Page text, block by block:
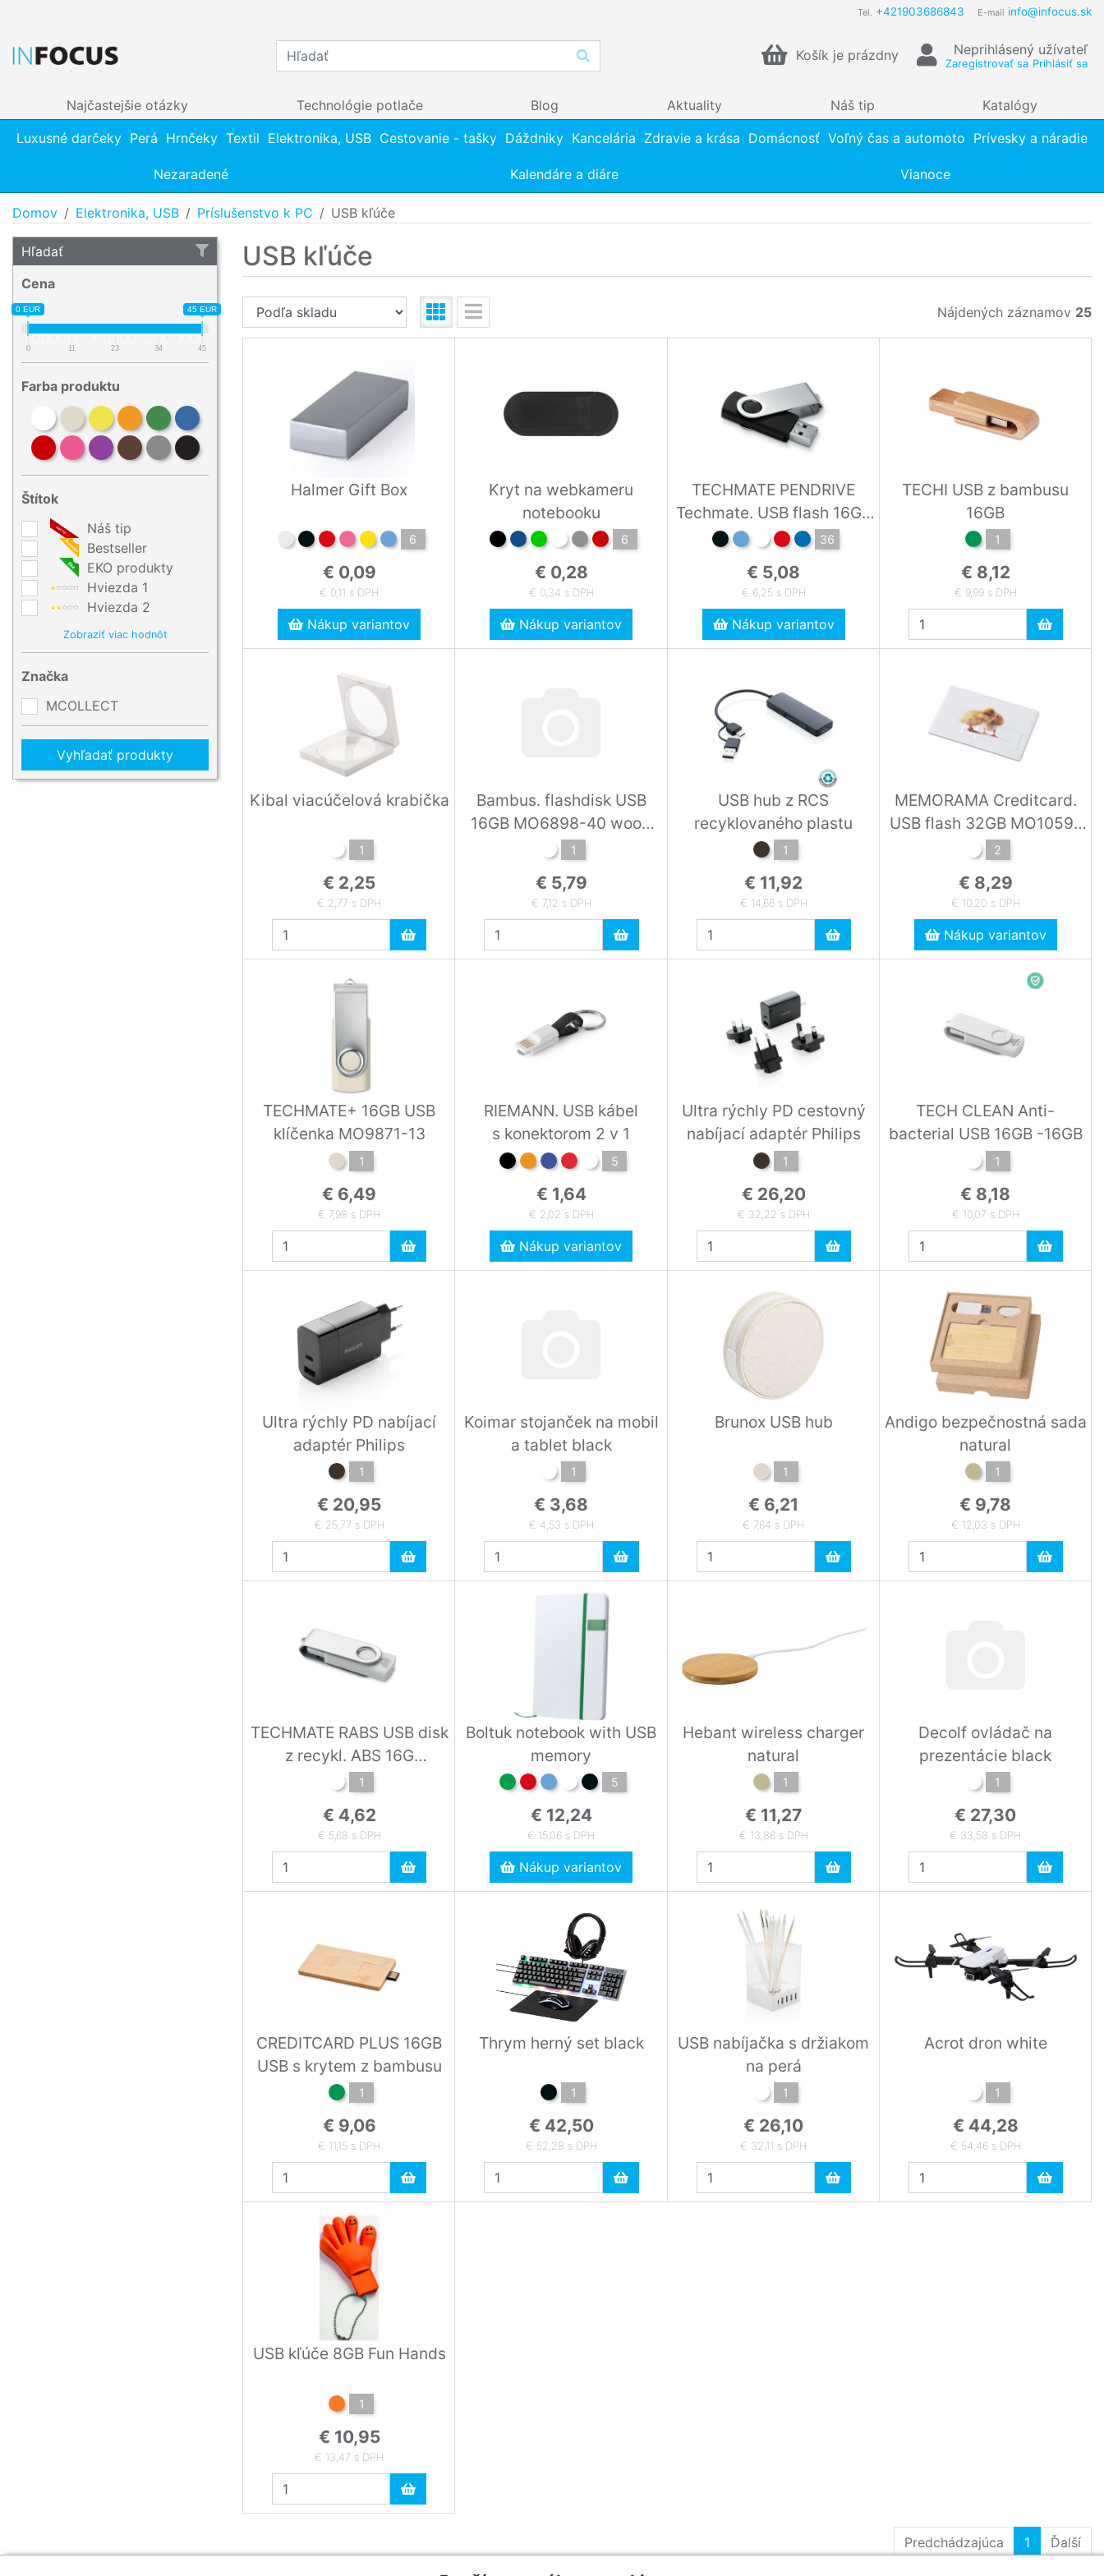
Tel. +421903686843 E-mail info@infocus.sk
Košík je prázdny Neprihlásený užívateľ
Zaregistrovať sa Prihlásiť sa
Najčastejšie otázky Technológie potlače Blog Aktuality Náš tip
Katalógy
Luxusné darčeky Perá Hrnčeky Textil Elektronika, USB Cestovanie - tašky Dáždniky Kancelária Zdravie a krása Domácnosť Voľný čas a automoto Prívesky a náradie
Nezaradené Kalendáre a diáre Vianoce
Domov Elektronika, USB Príslušenstvo k PC USB kľúče
Hľadať
Cena
0 EUR 45 EUR
0 11 23 34 45
Farba produktu
Štítok
Náš tip
Bestseller
EKO produkty
Hviezda 1
Hviezda 2
Zobraziť viac hodnôt
Značka
MCOLLECT
Vyhľadať produkty
USB kľúče
Nájdených záznamov 25
Halmer Gift Box
6
€ 0,09
€ 0,11 s DPH
Nákup variantov
Kryt na webkameru
notebooku
6
€ 0,28
€ 0,34 s DPH
Nákup variantov
TECHMATE PENDRIVE
Techmate. USB flash 16GB
MO1001-03 36
€ 5,08
€ 6,25 s DPH
Nákup variantov
TECHI USB z bambusu
16GB
1
€ 8,12
€ 9,99 s DPH
Kibal viacúčelová krabička
1
€ 2,25
€ 2,77 s DPH
Bambus. flashdisk USB
16GB MO6898-40 wood
16G
1
€ 5,79
€ 7,12 s DPH
USB hub z RCS
recyklovaného plastu
1
€ 11,92
€ 14,66 s DPH
MEMORAMA Creditcard.
USB flash 32GB MO1059-
062
€ 8,29
€ 10,20 s DPH
Nákup variantov
TECHMATE+ 16GB USB
klíčenka MO9871-13
1
€ 6,49
€ 7,98 s DPH
RIEMANN. USB kábel
s konektorom 2 v 1
5
€ 1,64
€ 2,02 s DPH
Nákup variantov
Ultra rýchly PD cestovný
nabíjací adaptér Philips
1
€ 26,20
€ 32,22 s DPH
TECH CLEAN Anti-
bacterial USB 16GB -16GB
1
€ 8,18
€ 10,07 s DPH
Ultra rýchly PD nabíjací
adaptér Philips
1
€ 20,95
€ 25,77 s DPH
Koimar stojanček na mobil
a tablet black
1
€ 3,68
€ 4,53 s DPH
Brunox USB hub
1
€ 6,21
€ 7,64 s DPH
Andigo bezpečnostná sada
natural
1
€ 9,78
€ 12,03 s DPH
TECHMATE RABS USB disk
z recykl. ABS 16G
MO2080-06 white 16G
1
€ 4,62
€ 5,68 s DPH
Boltuk notebook with USB
memory
5
€ 12,24
€ 15,06 s DPH
Nákup variantov
Hebant wireless charger
natural
1
€ 11,27
€ 13,86 s DPH
Decolf ovládač na
prezentácie black
1
€ 27,30
€ 33,58 s DPH
CREDITCARD PLUS 16GB
USB s krytem z bambusu
1
€ 9,06
€ 11,15 s DPH
Thrym herný set black
1
€ 42,50
€ 52,28 s DPH
USB nabíjačka s držiakom
na perá
1
€ 26,10
€ 32,11 s DPH
Acrot dron white
1
€ 44,28
€ 54,46 s DPH
USB kľúče 8GB Fun Hands
1
€ 10,95
€ 13,47 s DPH
Predchádzajúca 1 Ďalší